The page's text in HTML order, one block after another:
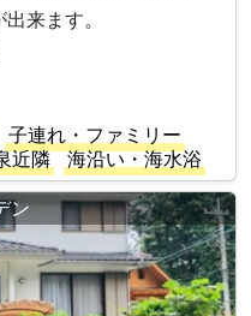
来ます。
子連れ・ファミリー
近隣
海沿い・海水浴
ン